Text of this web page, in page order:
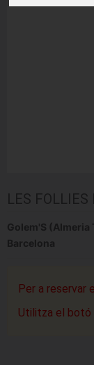
LES
Golem'S (Almeria
Barcelona
Per a reservar
Utilitza el botó